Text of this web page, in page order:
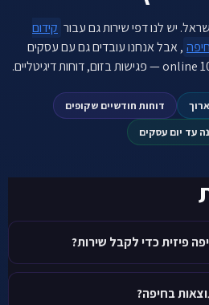
יש לנו דפי שירות גם עבור קידום
חיפה , אבל אנחנו עובדים גם עם עסקים
דוחות חודשיים שקופים
עד יום עסקים
פיזית כדי לקבל שירות?
בחיפה?